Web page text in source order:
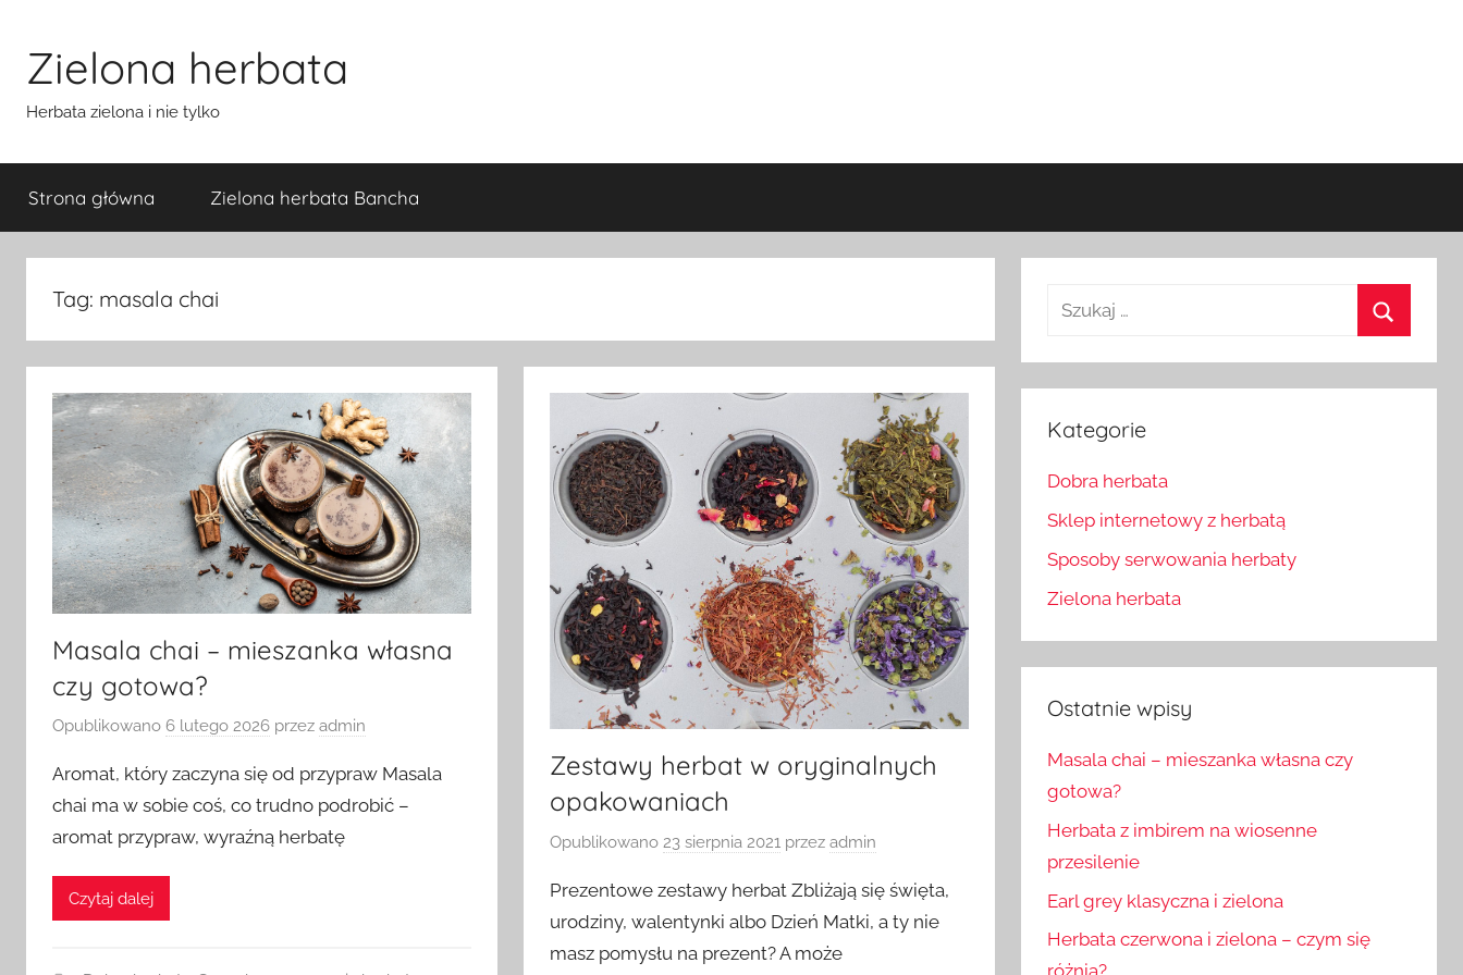
treściZielona herbata
Herbata zielona i nie tylko
Strona główna Zielona herbata Bancha
Tag: masala chai
Masala chai – mieszanka własna
czy gotowa?
Opublikowano 6 lutego 2026 przez admin
Aromat, który zaczyna się od przypraw Masala
chai ma w sobie coś, co trudno podrobić –
aromat przypraw, wyraźną herbatę
Czytaj dalej
Zestawy herbat w oryginalnych
opakowaniach
Opublikowano23 sierpnia 2021 przezadmin
Prezentowe zestawy herbat Zbliżają się święta,
urodziny, walentynki albo Dzień Matki, a ty nie
masz pomysłu na prezent? A może
Szukaj:
Kategorie
Dobra herbata
Sklep internetowy z herbatą
Sposoby serwowania herbaty
Zielona herbata
Ostatnie wpisy
Masala chai – mieszanka własna czy
gotowa?
Herbata z imbirem na wiosenne
przesilenie
Earl grey klasyczna i zielona
Herbata czerwona i zielona – czym się